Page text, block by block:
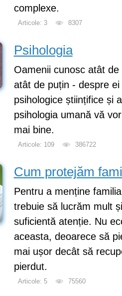
complexe.
Articole: 3 8307
Psihologia
Oamenii cunosc atât
atât de puțin - despre
psihologice științifice și
psihologia umană vă
mai bine.
Articole: 109 386722
Cum protejăm
Pentru a menține
trebuie să lucrăm mult
suficientă atenție. Nu
aceasta, deoarece să
mai ușor decât să
pierdut.
Articole: 5 75560